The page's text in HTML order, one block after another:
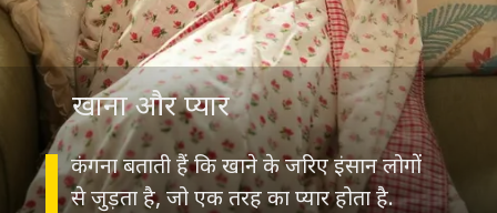
कंगना बताती हैं कि खाने के जरिए इंसान लोगों
से जुड़ता है, जो एक तरह का प्यार होता है.
खाना और प्यार